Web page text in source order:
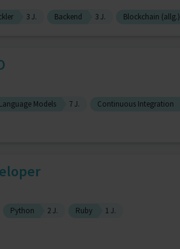
3 J. Backend 3 J. Blockchain (allg.)
Models 7 J. Continuous Integration
Python 2 J. Ruby
1 J.